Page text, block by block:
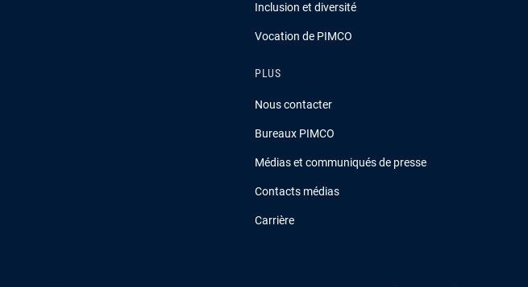
Inclusion et diversité
Vocation de PIMCO
PLUS
Nous contacter
Bureaux PIMCO
Médias et communiqués de presse
Contacts médias
Carrière